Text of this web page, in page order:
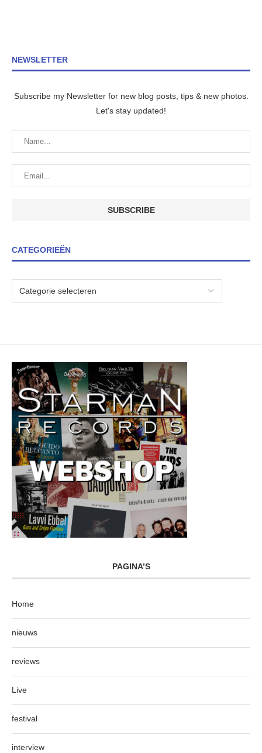
NEWSLETTER
Subscribe my Newsletter for new blog posts, tips & new photos.
Let's stay updated!
CATEGORIEËN
PAGINA’S
Home
nieuws
reviews
Live
festival
interview